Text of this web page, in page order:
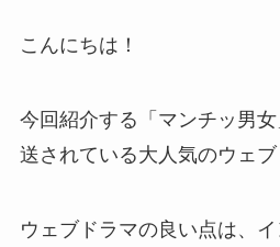
こんにちは！
今回紹介する「マンチッ男
送されている大人気のウェブ
ウェブドラマの良い点は、